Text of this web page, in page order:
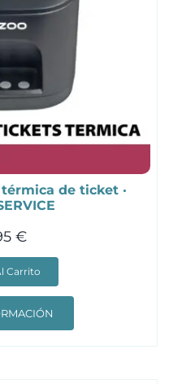
de ticket ·
€
Carrito